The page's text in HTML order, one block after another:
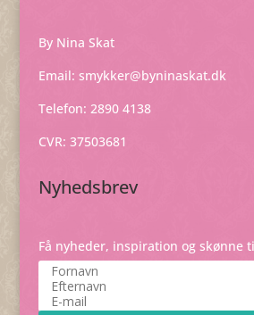
By Nina Skat
Email: smykker@byninaskat.dk
Telefon: 2890 4138
CVR: 37503681
Nyhedsbrev
Få nyheder, inspiration og skønne